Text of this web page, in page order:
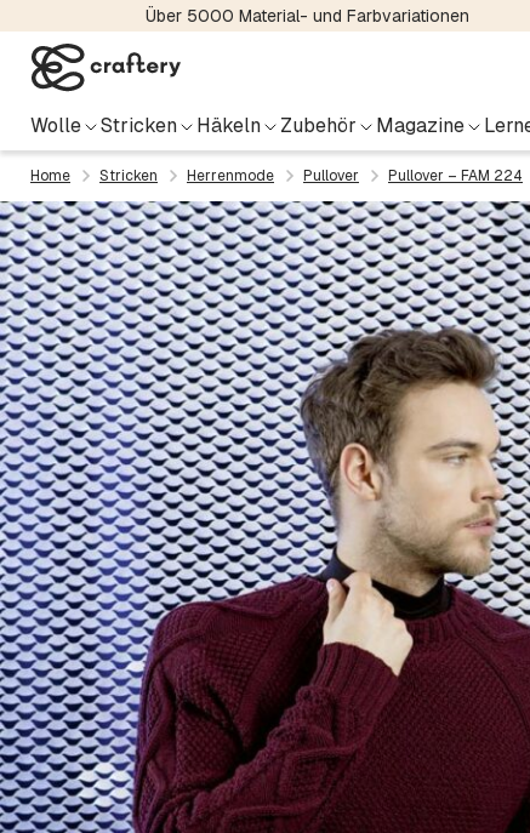
Über 5000 Material- und Farbvariationen
Wolle Stricken Häkeln Zubehör Magazine
Home Stricken Herrenmode Pullover Pullover – FAM 224